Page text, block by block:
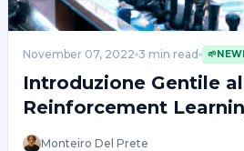
November 07, 2022 3 min read 🌱
Introduzione Gentile al
Reinforcement
Monteiro Del Prete